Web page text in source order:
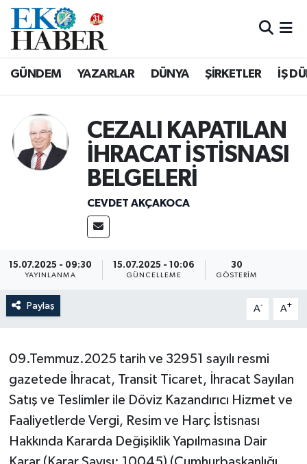
GÜNDEM YAZARLAR DÜNYA ŞİRKETLER İŞ
CEZALI KAPATILAN
İHRACAT İSTİSNASI
BELGELERİ
CEVDET AKÇAKOCA
15.07.2025 - 09:30
YAYINLANMA
15.07.2025 - 10:06
GÜNCELLEME
30
GÖSTERIM
Paylaş A- A+
09.Temmuz.2025 tarih ve 32951 sayılı resmi
gazetede İhracat, Transit Ticaret, İhracat Sayılan
Satış ve Teslimler ile Döviz Kazandırıcı Hizmet ve
Faaliyetlerde Vergi, Resim ve Harç İstisnası
Hakkında Kararda Değişiklik Yapılmasına Dair
Hava Durumu
Süper Lig Puan Durumu ve Fikstür
Tüm Manşetler
Haber Arşivi